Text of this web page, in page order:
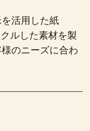
活用した紙
ルした素材を製
のニーズに合わ